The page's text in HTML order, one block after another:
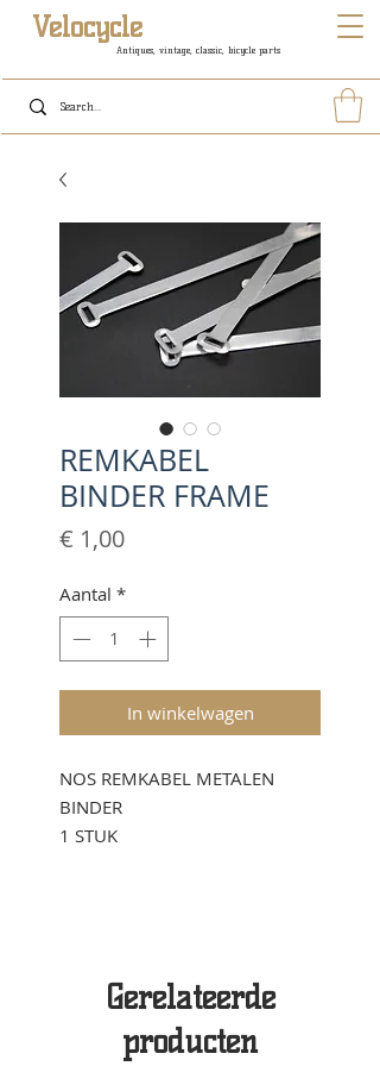
Antiques, vintage, classic, bicycle parts
Velocycle
REMKABEL
BINDER FRAME
€ 1,00Prijs
Aantal *
In winkelwagen
NOS REMKABEL METALEN
BINDER
1 STUK
Gerelateerde
producten